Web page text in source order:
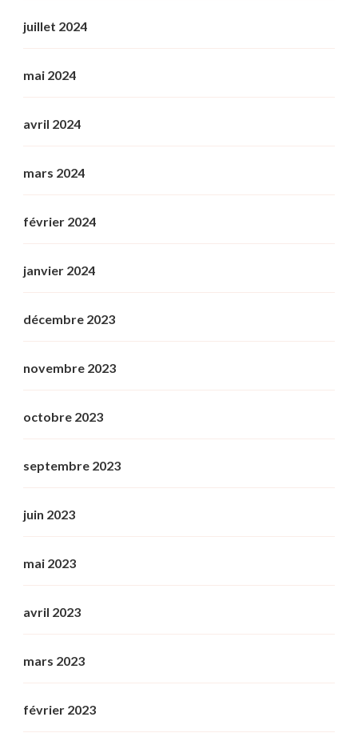
juillet 2024
mai 2024
avril 2024
mars 2024
février 2024
janvier 2024
décembre 2023
novembre 2023
octobre 2023
septembre 2023
juin 2023
mai 2023
avril 2023
mars 2023
février 2023